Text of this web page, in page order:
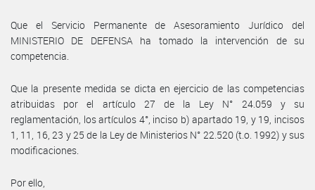
Que el Servicio Permanente de Asesoramiento Jurídico del
MINISTERIO DE DEFENSA ha tomado la intervención de su
competencia.
Que la presente medida se dicta en ejercicio de las competencias
atribuidas por el artículo 27 de la Ley N° 24.059 y su
reglamentación, los artículos 4°, inciso b) apartado 19, y 19, incisos
1, 11, 16, 23 y 25 de la Ley de Ministerios N° 22.520 (t.o. 1992) y sus
modificaciones.
Por ello,